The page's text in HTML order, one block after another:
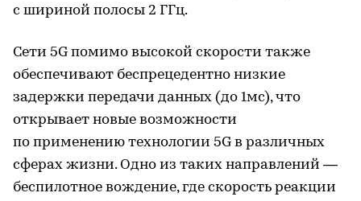
с шириной полосы 2 ГГц.
Сети 5G помимо высокой скорости также
обеспечивают беспрецедентно низкие
задержки передачи данных (до 1мс), что
открывает новые возможности
по применению технологии 5G в различных
сферах жизни. Одно из таких направлений —
беспилотное вождение, где скорость реакции